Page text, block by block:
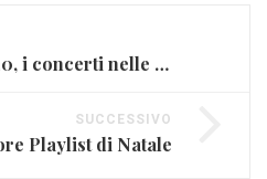
Capodanno 2020, i concerti nelle maggiori città italiane
SUCCESSIVO
Playlist di Natale